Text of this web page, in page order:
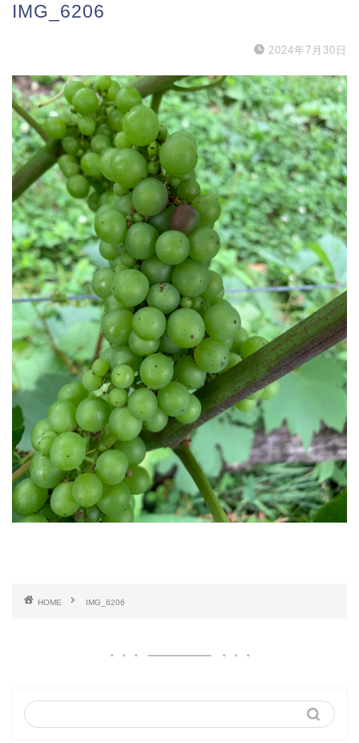
IMG_6206
2024年7月30日
HOME IMG_6206